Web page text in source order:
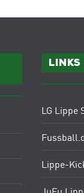
Links
LG Lippe
Lippe-